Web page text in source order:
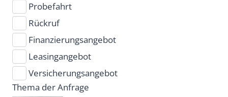
Probefahrt
Rückruf
Finanzierungsangebot
Leasingangebot
Versicherungsangebot
Thema der Anfrage